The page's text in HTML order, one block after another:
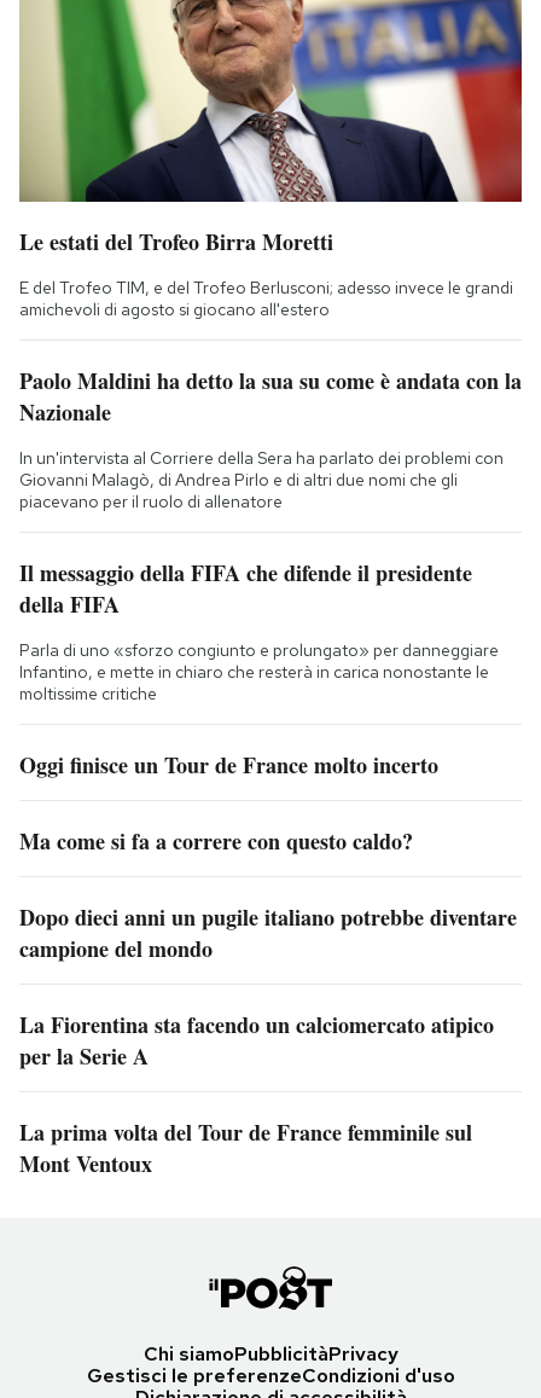
Le estati del Trofeo Birra Moretti
E del Trofeo TIM, e del Trofeo Berlusconi; adesso invece le grandi
amichevoli di agosto si giocano all'estero
Paolo Maldini ha detto la sua su come è andata con la
Nazionale
In un'intervista al Corriere della Sera ha parlato dei problemi con
Giovanni Malagò, di Andrea Pirlo e di altri due nomi che gli
piacevano per il ruolo di allenatore
Il messaggio della FIFA che difende il presidente
della FIFA
Parla di uno «sforzo congiunto e prolungato» per danneggiare
Infantino, e mette in chiaro che resterà in carica nonostante le
moltissime critiche
Oggi finisce un Tour de France molto incerto
Ma come si fa a correre con questo caldo?
Dopo dieci anni un pugile italiano potrebbe diventare
campione del mondo
La Fiorentina sta facendo un calciomercato atipico
per la Serie A
La prima volta del Tour de France femminile sul
Mont Ventoux
Chi siamoPubblicitàPrivacy
Gestisci le preferenzeCondizioni d'uso